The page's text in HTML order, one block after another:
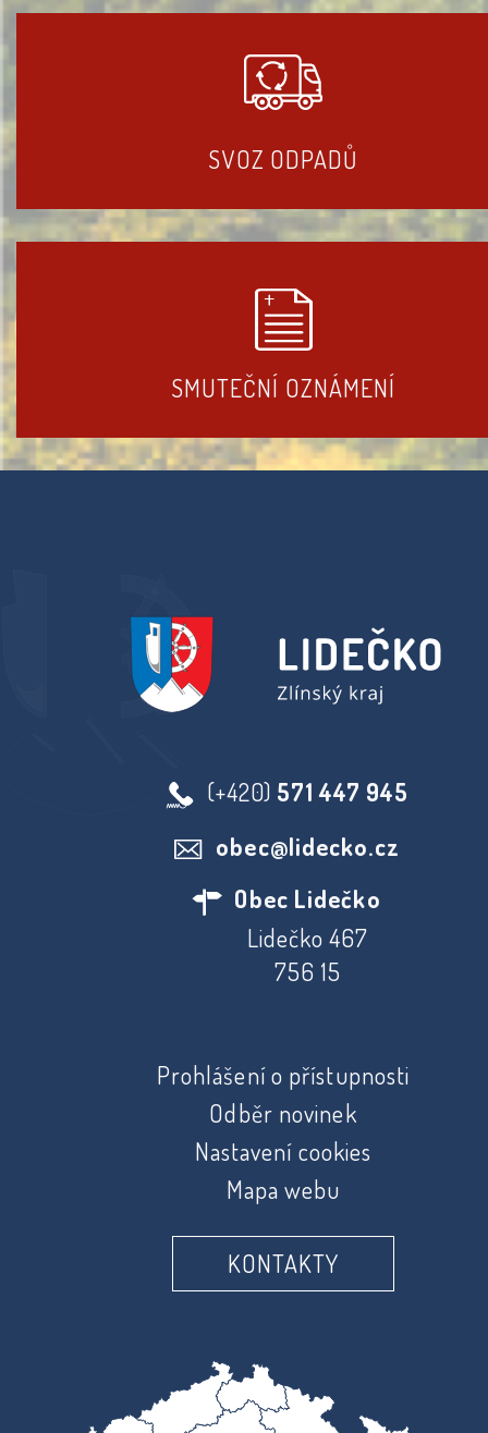
SVOZ ODPADŮ
SMUTEČNÍ OZNÁMENÍ
(+420) 571 447 945
obec@lidecko.cz
Obec Lidečko
Lidečko 467
756 15
Prohlášení o přístupnosti
Odběr novinek
Nastavení cookies
Mapa webu
KONTAKTY